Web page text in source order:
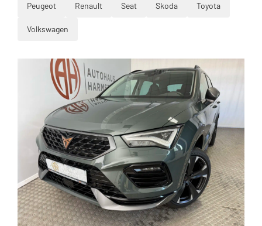
Peugeot Renault Seat Skoda Toyota
Volkswagen